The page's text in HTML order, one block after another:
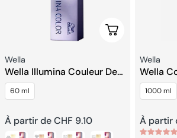
Choisissez Les
Fournisseur:
Wella
Wella Illumina Couleur De
Cheveux Permanente
60 ml
Prix
À partir de CHF 9.10
Wella
Wella
1000 ml
Prix
À partir